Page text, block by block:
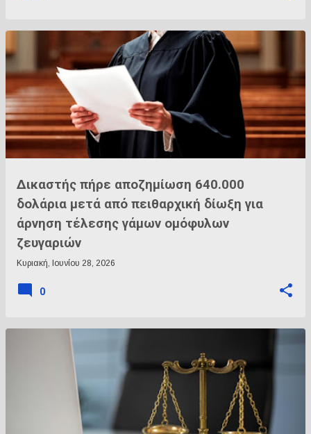
Δικαστής πήρε αποζημίωση 640.000
δολάρια μετά από πειθαρχική δίωξη για
άρνηση τέλεσης γάμων ομόφυλων
ζευγαριών
Κυριακή, Ιουνίου 28, 2026
0